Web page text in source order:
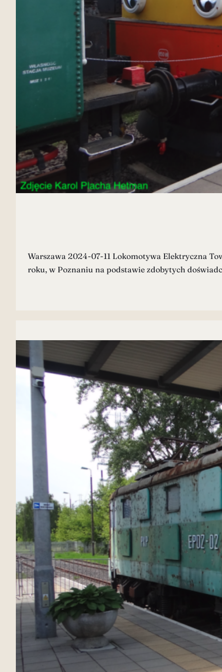
Warszawa 2024-07-11 Lokomotywa Elektryczna
roku, w Poznaniu na podstawie zdobytych